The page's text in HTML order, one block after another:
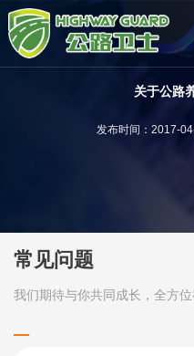
关于公路
发布时间：
常见问题
我们期待与你共同成长，全方